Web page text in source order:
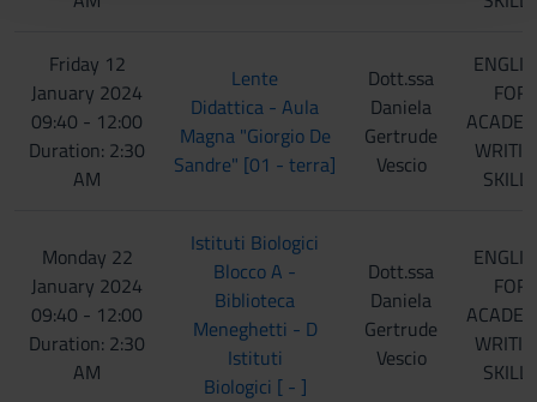
Friday 12
January 2024
09:40 - 12:00
Duration: 2:30
AM
Lente
Didattica - Aula
Magna "Giorgio De
Sandre" [01 - terra]
Dott.ssa
Daniela
Gertrude
Vescio
FOR
Monday 22
January 2024
09:40 - 12:00
Duration: 2:30
AM
Istituti Biologici
Blocco A -
Biblioteca
Meneghetti - D
Istituti
Biologici [ - ]
Dott.ssa
Daniela
Gertrude
Vescio
FOR